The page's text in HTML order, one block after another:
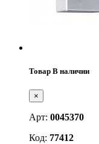
Товар В наличии
×
Арт: 0045370
Код: 77412